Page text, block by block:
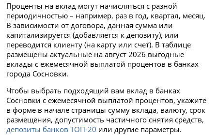
Проценты на вклад могут начисляться с разной
периодичностью – например, раз в год, квартал, месяц.
В зависимости от договора, данная сумма или
капитализируется (добавляется к депозиту), или
переводится клиенту (на карту или счет). В таблице
размещены актуальные на август 2026 выгодные
вклады с ежемесячной выплатой процентов в банках
города Сосновки.
Чтобы выбрать подходящий вам вклад в банках
Сосновки с ежемесячной выплатой процентов, укажите
в форме в начале страницы сумму вклада, валюту, срок
размещения, допустимость частичного снятия средств,
депозиты банков ТОП-20 или другие параметры.